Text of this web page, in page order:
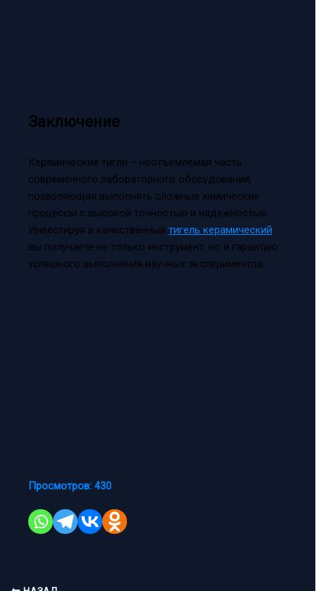
Заключение
Керамические тигли – неотъемлемая часть
современного лабораторного оборудования,
позволяющая выполнять сложные химические
процессы с высокой точностью и надежностью.
Инвестируя в качественный тигель керамический,
вы получаете не только инструмент, но и гарантию
успешного выполнения научных экспериментов.
Просмотров: 430